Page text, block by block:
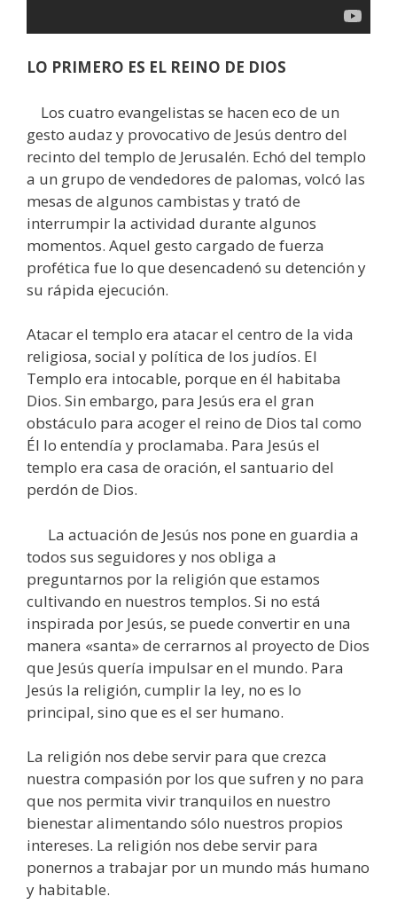
LO PRIMERO ES EL REINO DE DIOS
Los cuatro evangelistas se hacen eco de un
gesto audaz y provocativo de Jesús dentro del
recinto del templo de Jerusalén. Echó del templo
a un grupo de vendedores de palomas, volcó las
mesas de algunos cambistas y trató de
interrumpir la actividad durante algunos
momentos. Aquel gesto cargado de fuerza
profética fue lo que desencadenó su detención y
su rápida ejecución.
Atacar el templo era atacar el centro de la vida
religiosa, social y política de los judíos. El
Templo era intocable, porque en él habitaba
Dios. Sin embargo, para Jesús era el gran
obstáculo para acoger el reino de Dios tal como
Él lo entendía y proclamaba. Para Jesús el
templo era casa de oración, el santuario del
perdón de Dios.
La actuación de Jesús nos pone en guardia a
todos sus seguidores y nos obliga a
preguntarnos por la religión que estamos
cultivando en nuestros templos. Si no está
inspirada por Jesús, se puede convertir en una
manera «santa» de cerrarnos al proyecto de Dios
que Jesús quería impulsar en el mundo. Para
Jesús la religión, cumplir la ley, no es lo
principal, sino que es el ser humano.
La religión nos debe servir para que crezca
nuestra compasión por los que sufren y no para
que nos permita vivir tranquilos en nuestro
bienestar alimentando sólo nuestros propios
intereses. La religión nos debe servir para
ponernos a trabajar por un mundo más humano
y habitable.